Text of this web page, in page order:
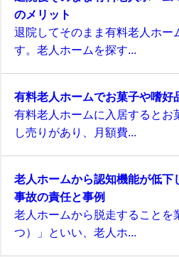
のメリット
退院してそのまま有料老人ホー
す。老人ホームを探す...
有料老人ホームでお菓子や嗜好
有料老人ホームに入居するとお
し売りがあり、月額費...
老人ホームから認知機能が低
事故の責任と事例
老人ホームから脱走することを
つ）」といい、老人ホ...